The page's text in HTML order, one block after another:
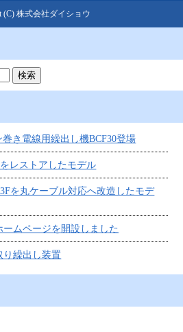
(C) 株式会社ダイショウ
き電線用繰出し機BCF30登場
ストアしたモデル
丸ケーブル対応へ改造したモデ
ムページを開設しました
繰出し装置